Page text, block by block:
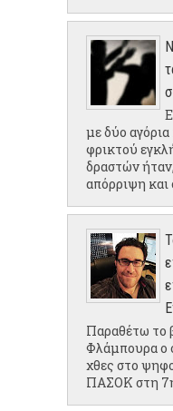
με δύο
φρικτού
δραστών
απόρριψη και
Παραθέτω το
Φλάμπουρα ο
χθες στο
ΠΑΣΟΚ στη 7η